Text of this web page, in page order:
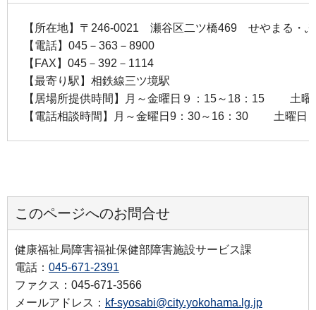
【所在地】〒246-0021 瀬谷区二ツ橋469 せやまる・
【電話】045－363－8900
【FAX】045－392－1114
【最寄り駅】相鉄線三ツ境駅
【居場所提供時間】月～金曜日９：15～18：15 土曜
【電話相談時間】月～金曜日9：30～16：30 土曜日
このページへのお問合せ
健康福祉局障害福祉保健部障害施設サービス課
電話： 045-671-2391
ファクス：045-671-3566
メールアドレス： kf-syosabi@city.yokohama.lg.jp